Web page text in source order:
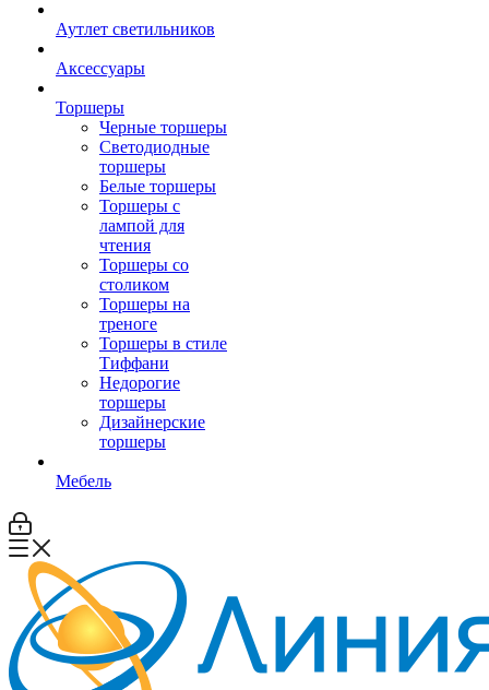
Аутлет светильников
Аксессуары
Торшеры
Черные торшеры
Светодиодные
торшеры
Белые торшеры
Торшеры с
лампой для
чтения
Торшеры со
столиком
Торшеры на
треноге
Торшеры в стиле
Тиффани
Недорогие
торшеры
Дизайнерские
торшеры
Мебель